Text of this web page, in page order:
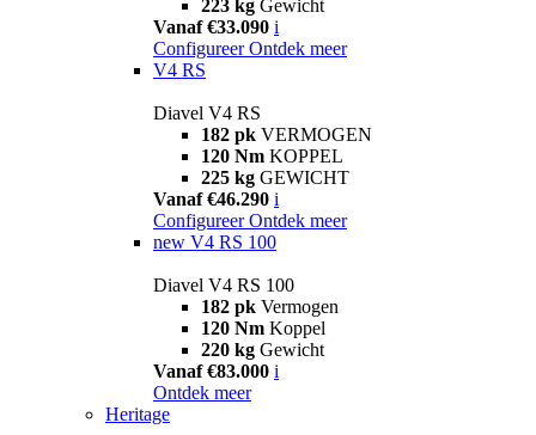
223 kg Gewicht
Vanaf €33.090 i
Configureer Ontdek meer
V4 RS
Diavel V4 RS
182 pk VERMOGEN
120 Nm KOPPEL
225 kg GEWICHT
Vanaf €46.290 i
Configureer Ontdek meer
new V4 RS 100
Diavel V4 RS 100
182 pk Vermogen
120 Nm Koppel
220 kg Gewicht
Vanaf €83.000 i
Ontdek meer
Heritage